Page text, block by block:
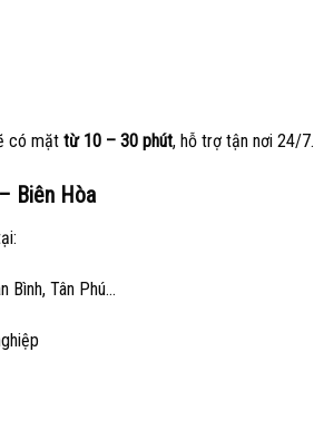
có mặt từ 10 – 30 phút, hỗ trợ tận nơi 24/7.
Biên Hòa
Bình, Tân Phú…